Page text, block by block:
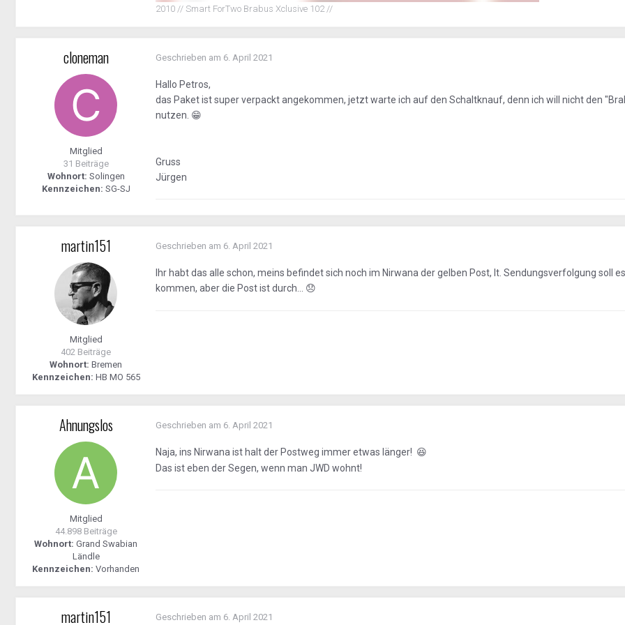
2010 // Smart ForTwo Brabus Xclusive 102 //
cloneman
Mitglied
31 Beiträge
Wohnort: Solingen
Kennzeichen: SG-SJ
Geschrieben am 6. April 2021
Hallo Petros,
das Paket ist super verpackt angekommen, jetzt warte ich auf den Schaltknauf, denn ich will nicht den
nutzen. 😁
Gruss
Jürgen
martin151
Mitglied
402 Beiträge
Wohnort: Bremen
Kennzeichen: HB MO 565
Geschrieben am 6. April 2021
Ihr habt das alle schon, meins befindet sich noch im Nirwana der gelben Post, lt. Sendungsverfolgung soll
kommen, aber die Post ist durch... 😞
Ahnungslos
Mitglied
44.898 Beiträge
Wohnort: Grand Swabian
Ländle
Kennzeichen: Vorhanden
Geschrieben am 6. April 2021
Naja, ins Nirwana ist halt der Postweg immer etwas länger! 😆
Das ist eben der Segen, wenn man JWD wohnt!
martin151 Geschrieben am 6. April 2021